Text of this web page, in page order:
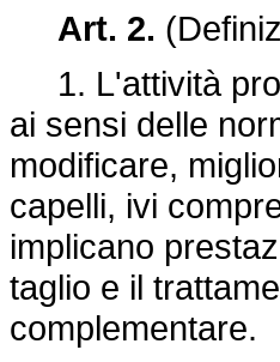
Art. 2.
1. L'attività
ai sensi delle
modificare,
capelli, ivi
implicano
taglio e il
complementare.